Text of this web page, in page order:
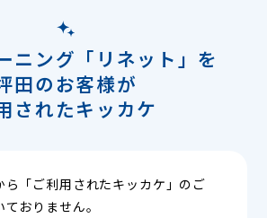
ニング「リネット」を
田のお客様が
されたキッカケ
ら「ご利用されたキッカケ」のご
おりません。